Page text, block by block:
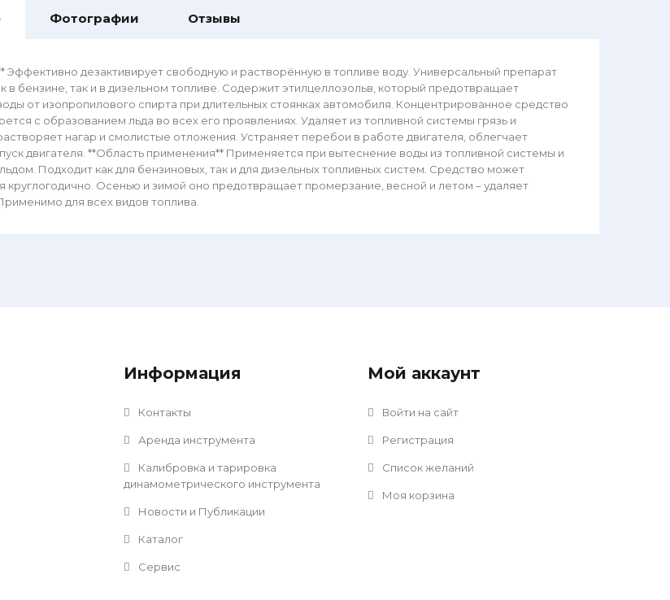
Фотографии Отзывы
Эффективно дезактивирует свободную и растворённую в топливе воду. Универсальный препарат
в бензине, так и в дизельном топливе. Содержит этилцеллозольв, который предотвращает
от изопропилового спирта при длительных стоянках автомобиля. Концентрированное средство
с образованием льда во всех его проявлениях. Удаляет из топливной системы грязь и
нагар и смолистые отложения. Устраняет перебои в работе двигателя, облегчает
двигателя. **Область применения** Применяется при вытеснение воды из топливной системы и
Подходит как для бензиновых, так и для дизельных топливных систем. Средство может
круглогодично. Осенью и зимой оно предотвращает промерзание, весной и летом – удаляет
для всех видов топлива.
Информация
Контакты
Аренда инструмента
Калибровка и тарировка
динамометрического инструмента
Новости и Публикации
Каталог
Сервис
Мой аккаунт
Войти на сайт
Регистрация
Список желаний
Моя корзина